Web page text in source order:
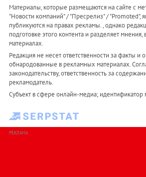
Материалы, которые размещаются на сайте с
"Новости компаний" / "Пресрелиз" / "Promoted",
публикуются на правах рекламы. , однако
подготовке этого контента и разделяет
материалах.
Редакция не несет ответственности за факты
обнародованные в рекламных материалах.
законодательству, ответственность за
рекламодатель.
Субъект в сфере онлайн-медиа;
РЕКЛАМА